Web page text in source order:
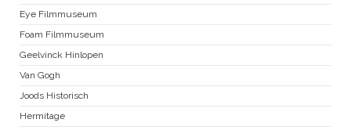
Eye Filmmuseum
Foam Filmmuseum
Geelvinck Hinlopen
Van Gogh
Joods Historisch
Hermitage